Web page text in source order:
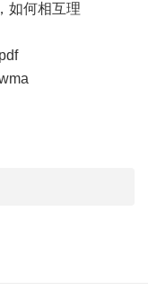
如何相互理